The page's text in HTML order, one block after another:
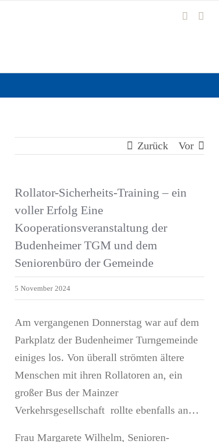
Zurück Vor
Rollator-Sicherheits-Training – ein
voller Erfolg Eine
Kooperationsveranstaltung der
Budenheimer TGM und dem
Seniorenbüro der Gemeinde
5 November 2024
Am vergangenen Donnerstag war auf dem
Parkplatz der Budenheimer Turngemeinde
einiges los. Von überall strömten ältere
Menschen mit ihren Rollatoren an, ein
großer Bus der Mainzer
Verkehrsgesellschaft rollte ebenfalls an…
Frau Margarete Wilhelm, Senioren-